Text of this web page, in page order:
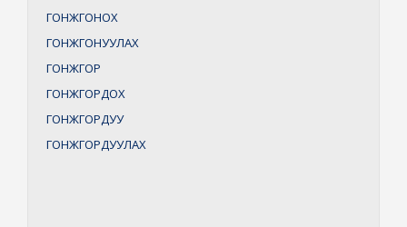
ГОНЖГОНОХ
ГОНЖГОНУУЛАХ
ГОНЖГОР
ГОНЖГОРДОХ
ГОНЖГОРДУУ
ГОНЖГОРДУУЛАХ